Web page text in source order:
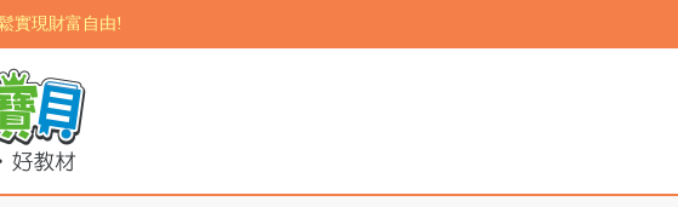
實現財富自由!
在訂單成立三天內通知客服 寄回發票需附上回郵郵票
熱招募中~
查看『海外購物流程說明』